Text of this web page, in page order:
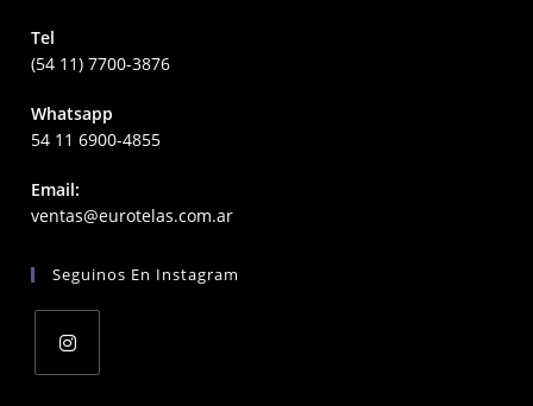
Tel
(54 11) 7700-3876
Whatsapp
54 11 6900-4855
Email:
ventas@eurotelas.com.arOpens
application
Seguinos En Instagram